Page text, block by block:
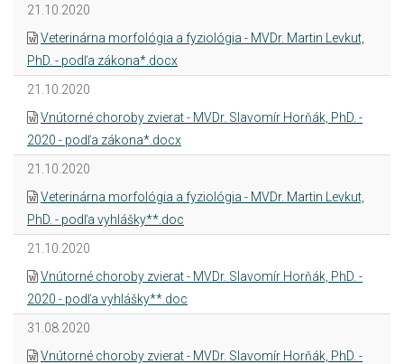
21.10.2020
Veterinárna morfológia a fyziológia - MVDr. Martin Levkut,
PhD. - podľa zákona*.docx
21.10.2020
Vnútorné choroby zvierat - MVDr. Slavomír Horňák, PhD. -
2020 - podľa zákona*.docx
21.10.2020
Veterinárna morfológia a fyziológia - MVDr. Martin Levkut,
PhD. - podľa vyhlášky**.doc
21.10.2020
Vnútorné choroby zvierat - MVDr. Slavomír Horňák, PhD. -
2020 - podľa vyhlášky**.doc
31.08.2020
Vnútorné choroby zvierat - MVDr. Slavomír Horňák, PhD. -